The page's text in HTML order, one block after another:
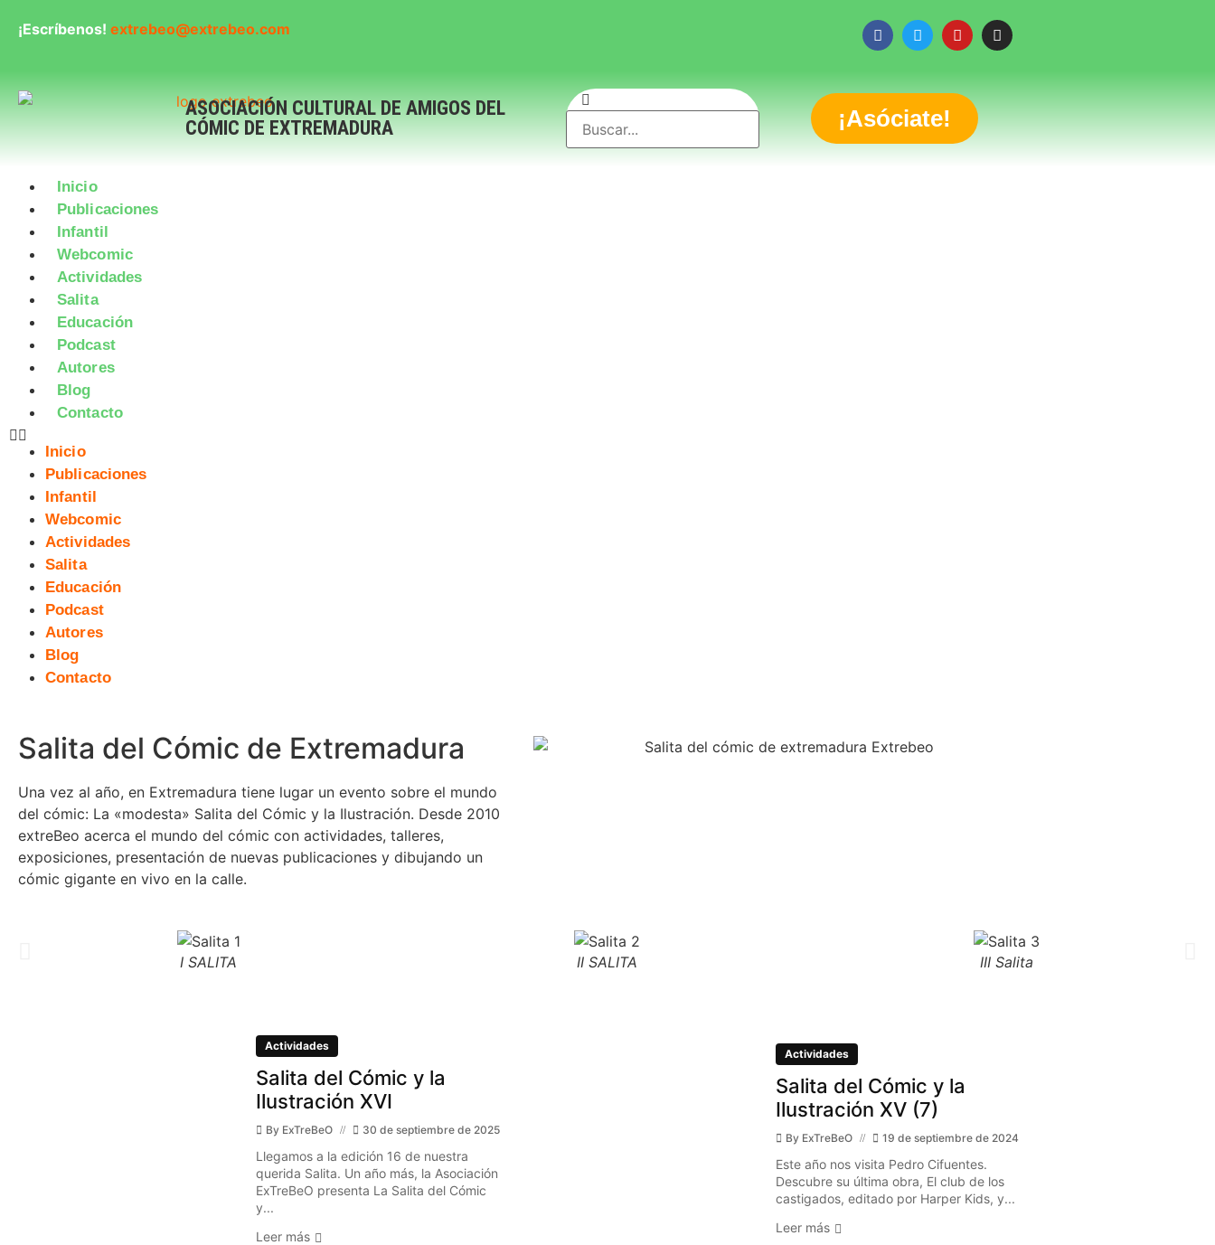
¡Escríbenos! extrebeo@extrebeo.com
ASOCIACIÓN CULTURAL DE AMIGOS DEL
CÓMIC DE EXTREMADURA
¡Asóciate!
Inicio
Publicaciones
Infantil
Webcomic
Actividades
Salita
Educación
Podcast
Autores
Blog
Contacto
Inicio
Publicaciones
Infantil
Webcomic
Actividades
Salita
Educación
Podcast
Autores
Blog
Contacto
Salita del Cómic de Extremadura
Una vez al año, en Extremadura tiene lugar un evento sobre el mundo
del cómic: La «modesta» Salita del Cómic y la Ilustración. Desde 2010
extreBeo acerca el mundo del cómic con actividades, talleres,
exposiciones, presentación de nuevas publicaciones y dibujando un
cómic gigante en vivo en la calle.
I SALITA II SALITA III Salita
Actividades
Salita del Cómic y la
Ilustración XVI
By ExTreBeO 30 de septiembre de 2025
Llegamos a la edición 16 de nuestra
querida Salita. Un año más, la Asociación
ExTreBeO presenta La Salita del Cómic
y...
Leer más
Actividades
Salita del Cómic y la
Ilustración XV (7)
By ExTreBeO 19 de septiembre de 2024
Este año nos visita Pedro Cifuentes.
Descubre su última obra, El club de los
castigados, editado por Harper Kids, y...
Leer más